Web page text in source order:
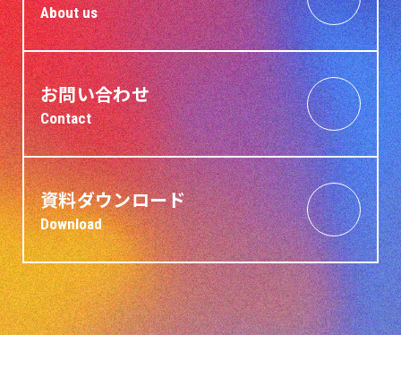
About us
お問い合わせ
Contact
資料ダウンロード
Download